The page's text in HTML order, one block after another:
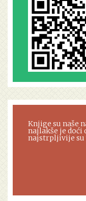
Knjige su naše
najlakše je doći
najstrpljivije su